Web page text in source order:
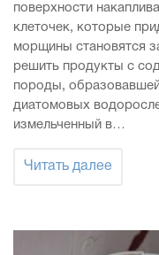
поверхности
клеточек, которые
морщины становятся
решить продукты с
породы,
диатомовых
измельченный в…
Читать далее